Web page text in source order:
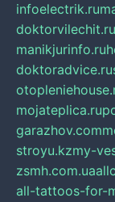
infoelectrik.ru
doktorvilechit.ru
manikjurinfo.ru
doktoradvice.ru
mojateplica.ru
garazhov.com
stroyu.kzmy-
zsmh.com.ua
all-tattoos-for-